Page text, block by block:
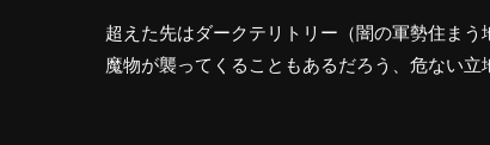
超えた先はダークテリトリー（闇の軍勢住まう
魔物が襲ってくることもあるだろう、危ない立